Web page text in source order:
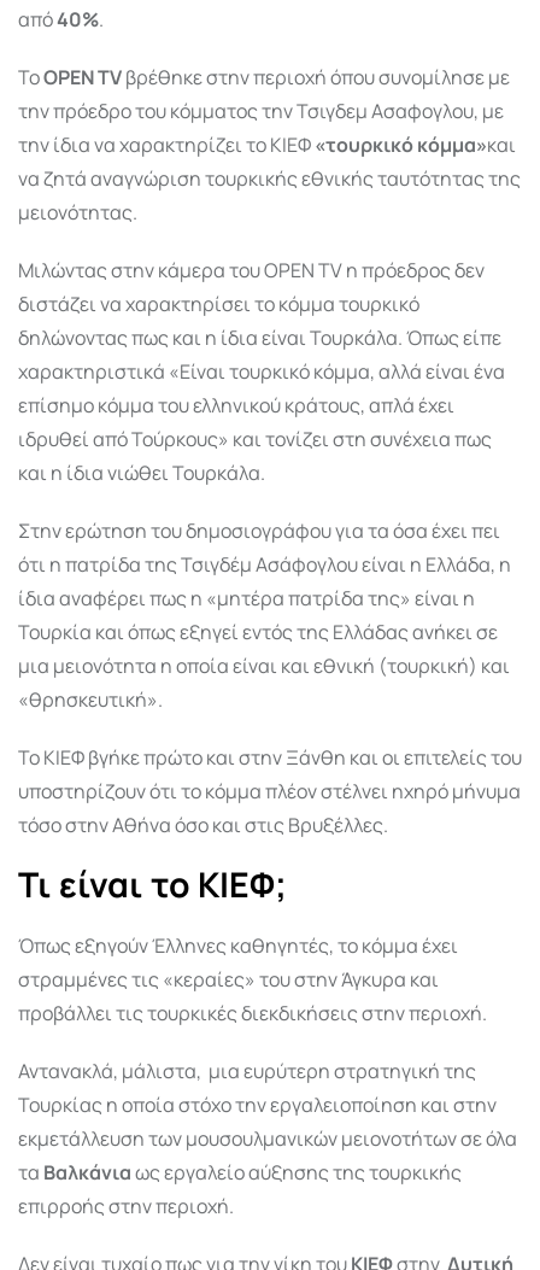
από40%.
ΤοOPEN TVβρέθηκε στην περιοχή όπου συνομίλησε με
την πρόεδρο του κόμματος την Τσιγδεμ Ασαφογλου, με
την ίδια να χαρακτηρίζει το ΚΙΕΦ«τουρκικό κόμμα»και
να ζητά αναγνώριση τουρκικής εθνικής ταυτότητας της
μειονότητας.
Μιλώντας στην κάμερα του OPEN TV η πρόεδρος δεν
διστάζει να χαρακτηρίσει το κόμμα τουρκικό
δηλώνοντας πως και η ίδια είναι Τουρκάλα. Όπως είπε
χαρακτηριστικά «Είναι τουρκικό κόμμα, αλλά είναι ένα
επίσημο κόμμα του ελληνικού κράτους, απλά έχει
ιδρυθεί από Τούρκους» και τονίζει στη συνέχεια πως
και η ίδια νιώθει Τουρκάλα.
Στην ερώτηση του δημοσιογράφου για τα όσα έχει πει
ότι η πατρίδα της Τσιγδέμ Ασάφογλου είναι η Ελλάδα, η
ίδια αναφέρει πως η «μητέρα πατρίδα της» είναι η
Τουρκία και όπως εξηγεί εντός της Ελλάδας ανήκει σε
μια μειονότητα η οποία είναι και εθνική (τουρκική) και
«θρησκευτική».
Το ΚΙΕΦ βγήκε πρώτο και στην Ξάνθη και οι επιτελείς του
υποστηρίζουν ότι το κόμμα πλέον στέλνει ηχηρό μήνυμα
τόσο στην Αθήνα όσο και στις Βρυξέλλες.
Τι είναι το ΚΙΕΦ;
Όπως εξηγούν Έλληνες καθηγητές, το κόμμα έχει
στραμμένες τις «κεραίες» του στην Άγκυρα και
προβάλλει τις τουρκικές διεκδικήσεις στην περιοχή.
Αντανακλά, μάλιστα, μια ευρύτερη στρατηγική της
Τουρκίας η οποία στόχο την εργαλειοποίηση και στην
εκμετάλλευση των μουσουλμανικών μειονοτήτων σε όλα
τα Βαλκάνιαως εργαλείο αύξησης της τουρκικής
επιρροής στην περιοχή.
Δεν είναι τυχαίο πως για την νίκη τουΚΙΕΦστην Δυτική